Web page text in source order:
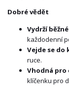
Dobré vědět
Vydrží
každodenní
Vejde se do
ruce.
Vhodná pro
klíčenku pro